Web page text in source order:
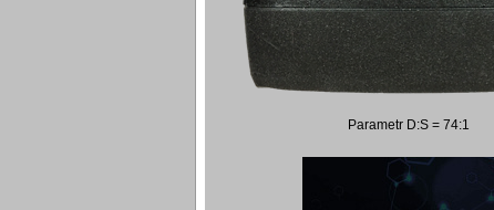
Parametr D:S = 74:1